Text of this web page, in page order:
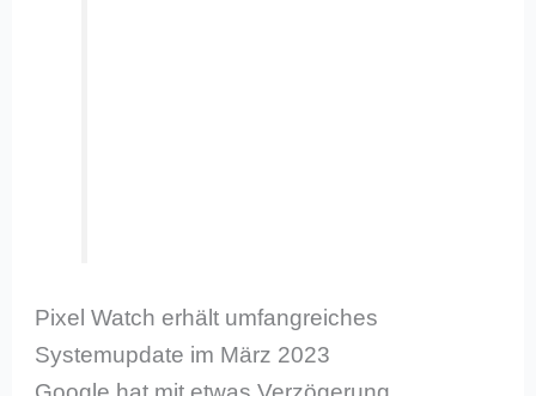
Pixel Watch erhält umfangreiches
Systemupdate im März 2023